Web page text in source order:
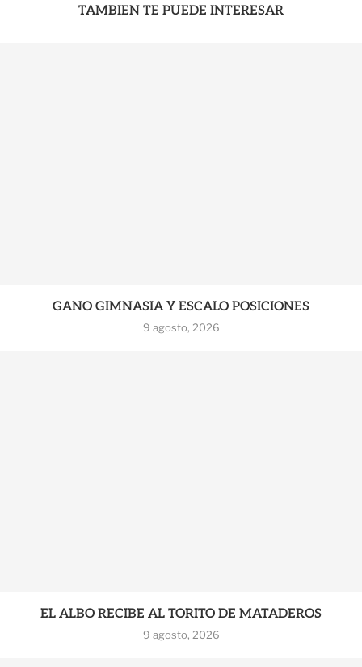
TAMBIEN TE PUEDE INTERESAR
GANO GIMNASIA Y ESCALO POSICIONES
9 agosto, 2026
EL ALBO RECIBE AL TORITO DE MATADEROS
9 agosto, 2026